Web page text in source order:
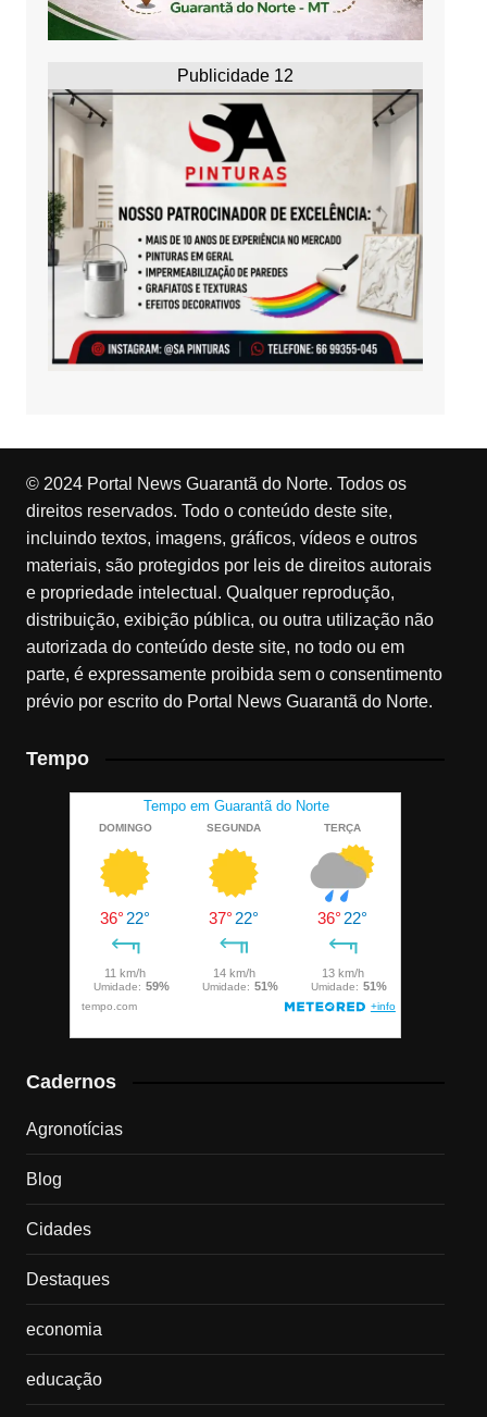
Publicidade 12
© 2024 Portal News Guarantã do Norte. Todos os
direitos reservados. Todo o conteúdo deste site,
incluindo textos, imagens, gráficos, vídeos e outros
materiais, são protegidos por leis de direitos autorais
e propriedade intelectual. Qualquer reprodução,
distribuição, exibição pública, ou outra utilização não
autorizada do conteúdo deste site, no todo ou em
parte, é expressamente proibida sem o consentimento
prévio por escrito do Portal News Guarantã do Norte.
Tempo
Cadernos
Agronotícias
Blog
Cidades
Destaques
economia
educação